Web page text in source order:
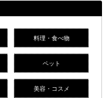
料理・食べ物
ペット
美容・コスメ